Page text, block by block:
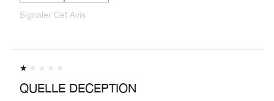
Signaler Cet Avis
QUELLE DECEPTION